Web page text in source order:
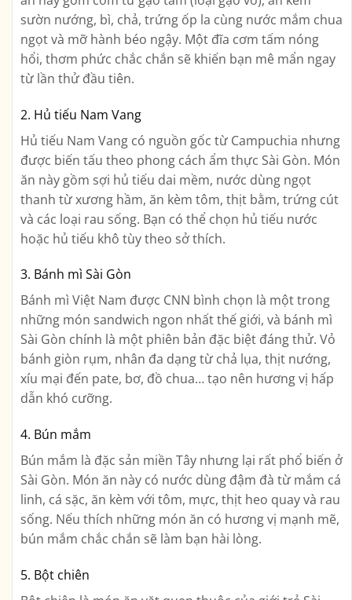
sườn nướng, bì, chả, trứng ốp la cùng nước mắm chua
ngọt và mỡ hành béo ngậy. Một đĩa cơm tấm nóng
hổi, thơm phức chắc chắn sẽ khiến bạn mê mẩn ngay
từ lần thử đầu tiên.
2. Hủ tiếu Nam Vang
Hủ tiếu Nam Vang có nguồn gốc từ Campuchia nhưng
được biến tấu theo phong cách ẩm thực Sài Gòn. Món
ăn này gồm sợi hủ tiếu dai mềm, nước dùng ngọt
thanh từ xương hầm, ăn kèm tôm, thịt bằm, trứng cút
và các loại rau sống. Bạn có thể chọn hủ tiếu nước
hoặc hủ tiếu khô tùy theo sở thích.
3. Bánh mì Sài Gòn
Bánh mì Việt Nam được CNN bình chọn là một trong
những món sandwich ngon nhất thế giới, và bánh mì
Sài Gòn chính là một phiên bản đặc biệt đáng thử. Vỏ
bánh giòn rụm, nhân đa dạng từ chả lụa, thịt nướng,
xíu mại đến pate, bơ, đồ chua… tạo nên hương vị hấp
dẫn khó cưỡng.
4. Bún mắm
Bún mắm là đặc sản miền Tây nhưng lại rất phổ biến ở
Sài Gòn. Món ăn này có nước dùng đậm đà từ mắm cá
linh, cá sặc, ăn kèm với tôm, mực, thịt heo quay và rau
sống. Nếu thích những món ăn có hương vị mạnh mẽ,
bún mắm chắc chắn sẽ làm bạn hài lòng.
5. Bột chiên